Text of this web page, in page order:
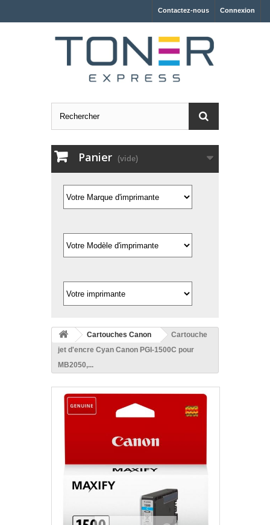
Connexion
Contactez-nous
Panier (vide)
Cartouches Canon
Cartouche
jet d'encre Cyan Canon PGI-1500C pour
MB2050,...